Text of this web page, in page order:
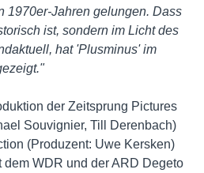
1970er-Jahren gelungen. Dass
ist, sondern im Licht des
hat 'Plusminus' im
der Zeitsprung Pictures
Souvignier, Till Derenbach)
(Produzent: Uwe Kersken)
WDR und der ARD Degeto